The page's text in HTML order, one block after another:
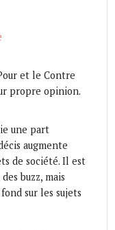
et le Contre
propre opinion.
une part
augmente
de société. Il est
buzz, mais
sur les sujets